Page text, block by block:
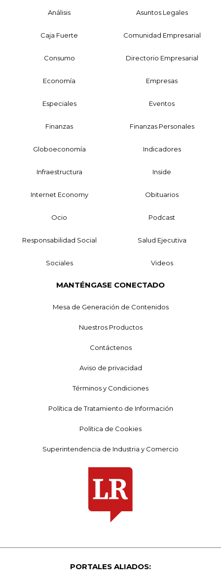
Análisis Asuntos Legales
Caja Fuerte Comunidad Empresarial
Consumo Directorio Empresarial
Economía Empresas
Especiales Eventos
Finanzas Finanzas Personales
Globoeconomía Indicadores
Infraestructura Inside
Internet Economy Obituarios
Ocio Podcast
Responsabilidad Social Salud Ejecutiva
Sociales Videos
MANTÉNGASE CONECTADO
Mesa de Generación de Contenidos
Nuestros Productos
Contáctenos
Aviso de privacidad
Términos y Condiciones
Política de Tratamiento de Información
Política de Cookies
Superintendencia de Industria y Comercio
PORTALES ALIADOS: